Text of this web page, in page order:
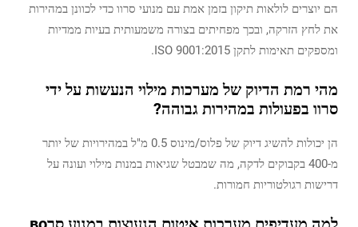
הם יוצרים לולאות תיקון בזמן אמת עם מנועי סרוו כדי לכוונן במהירות
את לחץ הזרקה, ובכך מפחיתים בצורה משמעותית בעיות ממדיות
ומספקים תאימות לתקן ISO 9001:2015.
מהי רמת הדיוק של מערכות מילוי הנעשות על ידי
סרוו בפעולות במהירות גבוהה?
הן יכולות להשיג דיוק של פלוס/מינוס 0.5 מ"ל במהירויות של יותר
מ-400 בקבוקים לדקה, מה שמבטל שגיאות במנות מילוי ועונה על
דרישות רגולטוריות חמורות.